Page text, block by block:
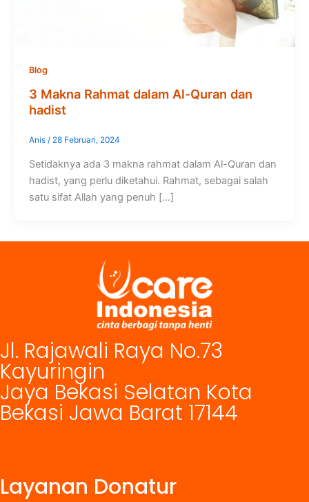
Blog
3 Makna Rahmat dalam Al-Quran dan
hadist
Anis / 28 Februari, 2024
Setidaknya ada 3 makna rahmat dalam Al-Quran dan
hadist, yang perlu diketahui. Rahmat, sebagai salah
satu sifat Allah yang penuh […]
Jl. Rajawali Raya No.73
Kayuringin
Jaya Bekasi Selatan Kota
Bekasi Jawa Barat 17144
Layanan Donatur